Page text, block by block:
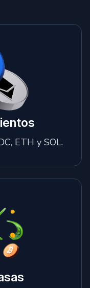
ETH y SOL.